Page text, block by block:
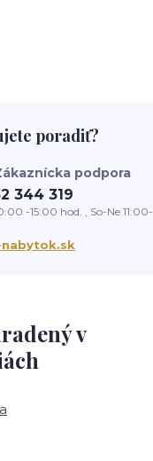
v
poradiť?
podpora
344 319
-15:00 hod. , So-Ne 11:00-